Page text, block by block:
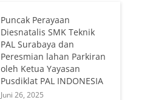
Puncak Perayaan
Diesnatalis SMK Teknik
PAL Surabaya dan
Peresmian lahan Parkiran
oleh Ketua Yayasan
Pusdiklat PAL INDONESIA
Juni 26, 2025